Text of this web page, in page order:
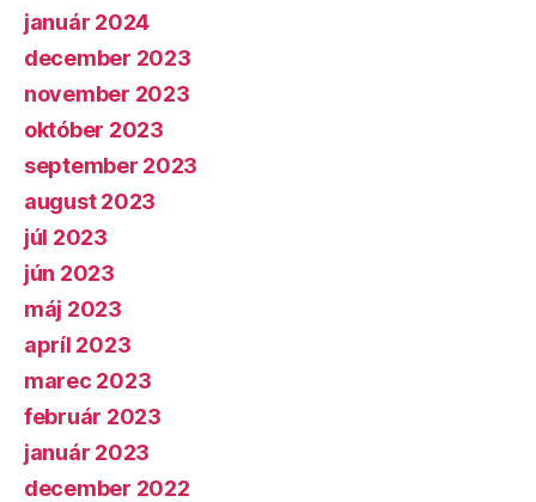
január 2024
december 2023
november 2023
október 2023
september 2023
august 2023
júl 2023
jún 2023
máj 2023
apríl 2023
marec 2023
február 2023
január 2023
december 2022